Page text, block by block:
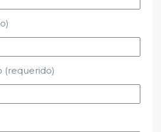
(requerido)